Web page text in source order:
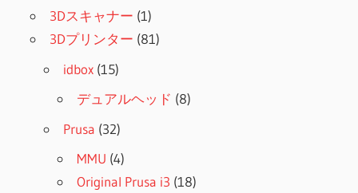
3Dスキャナー (1)
3Dプリンター (81)
idbox (15)
デュアルヘッド (8)
Prusa (32)
MMU (4)
Original Prusa i3 (18)